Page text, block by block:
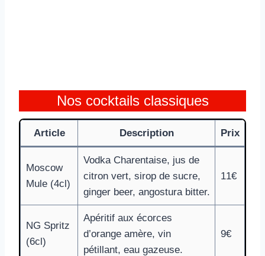
Nos cocktails classiques
Article Description Prix
Moscow
Mule (4cl)
Vodka Charentaise, jus de
citron vert, sirop de sucre,
ginger beer, angostura bitter.
11€
NG Spritz
(6cl)
Apéritif aux écorces
d’orange amère, vin
pétillant, eau gazeuse.
9€